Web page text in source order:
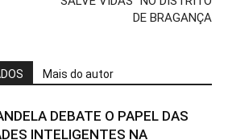
DE BRAGANÇA
Mais do autor
DEBATE O PAPEL DAS
INTELIGENTES NA